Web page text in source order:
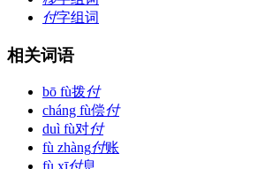
付字组词
相关词语
bō fù拨付
cháng fù偿付
duì fù对付
fù zhàng付账